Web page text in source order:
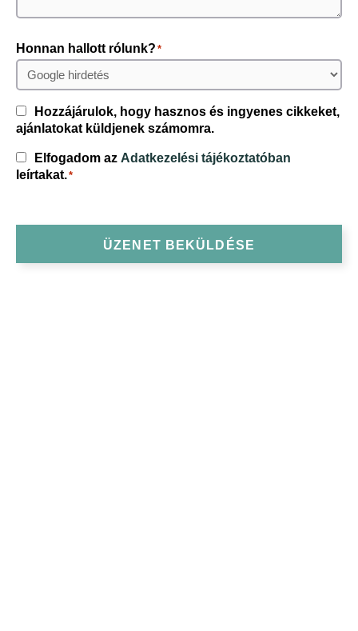
Honnan hallott rólunk? *
Consent
Hozzájárulok, hogy hasznos és ingyenes cikkeket,
ajánlatokat küldjenek számomra.
Consent*
Elfogadom az Adatkezelési tájékoztatóban
leírtakat.*
ÜZENET BEKÜLDÉSE